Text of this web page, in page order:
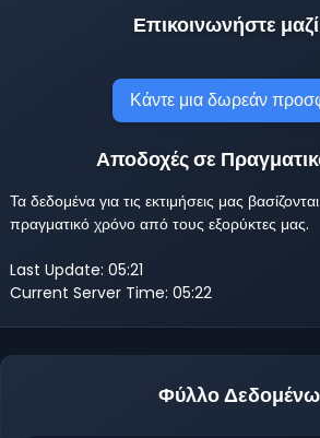
Επικοινωνήστε
Κάντε μια δωρεάν
Αποδοχές σε
Τα δεδομένα για τις εκτιμήσεις μας
πραγματικό χρόνο από τους εξορύκτες μας.
Last Update: 05:21
Current Server Time: 05:22
Φύλλο